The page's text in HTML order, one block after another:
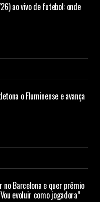
ao vivo de futebol: onde
o Fluminense e avança
no Barcelona e quer prêmio
evoluir como jogadora”